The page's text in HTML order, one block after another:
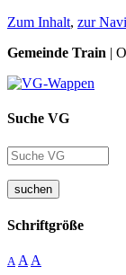
Zum Inhalt, zur
Gemeinde Train |
Suche VG
suchen
Schriftgröße
A A A